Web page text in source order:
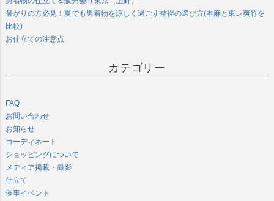
暑がりの方必見！夏でも男着物を涼しく過ごす襦袢の選び方(本麻と東レ爽竹を
比較)
お仕立ての注意点
カテゴリー
FAQ
お問い合わせ
お知らせ
コーディネート
ショッピングについて
メディア掲載・撮影
仕立て
催事イベント